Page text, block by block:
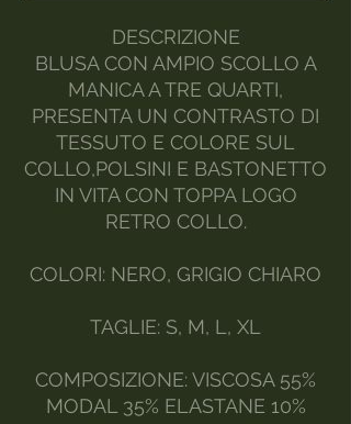
DESCRIZIONE
BLUSA CON AMPIO SCOLLO A
MANICA A TRE QUARTI,
PRESENTA UN CONTRASTO DI
TESSUTO E COLORE SUL
COLLO,POLSINI E BASTONETTO
IN VITA CON TOPPA LOGO
RETRO COLLO.
COLORI: NERO, GRIGIO CHIARO
TAGLIE: S, M, L, XL
COMPOSIZIONE: VISCOSA 55%
MODAL 35% ELASTANE 10%